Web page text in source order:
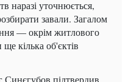
наразі уточнюється,
завали. Загалом
— окрім житлового
кілька об'єктів
підтвердив